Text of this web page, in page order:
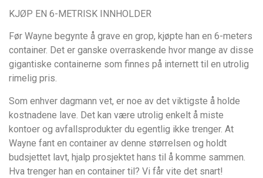
KJØP EN 6-METRISK INNHOLDER
Før Wayne begynte å grave en grop, kjøpte han en 6-meters
container. Det er ganske overraskende hvor mange av disse
gigantiske containerne som finnes på internett til en utrolig
rimelig pris.
Som enhver dagmann vet, er noe av det viktigste å holde
kostnadene lave. Det kan være utrolig enkelt å miste
kontoer og avfallsprodukter du egentlig ikke trenger. At
Wayne fant en container av denne størrelsen og holdt
budsjettet lavt, hjalp prosjektet hans til å komme sammen.
Hva trenger han en container til? Vi får vite det snart!